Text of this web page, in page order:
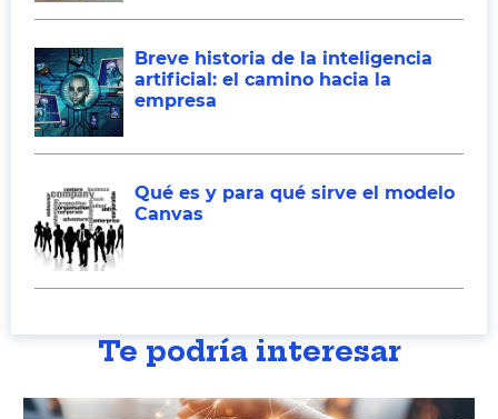
Breve historia de la inteligencia
artificial: el camino hacia la
empresa
Qué es y para qué sirve el modelo
Canvas
Te podría interesar